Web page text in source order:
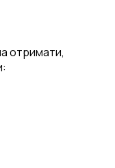
отримати,